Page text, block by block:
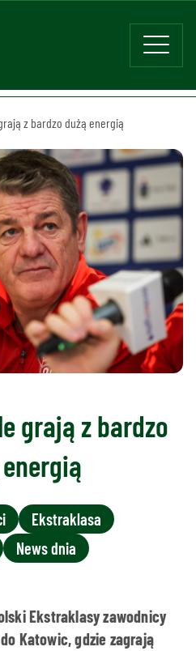
z bardzo dużą energią
grają z bardzo
Ekstraklasa
News dnia
Ekstraklasy zawodnicy
Katowic, gdzie zagrają